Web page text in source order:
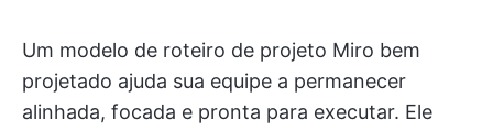
Um modelo de roteiro de projeto Miro bem
projetado ajuda sua equipe a permanecer
alinhada, focada e pronta para executar. Ele